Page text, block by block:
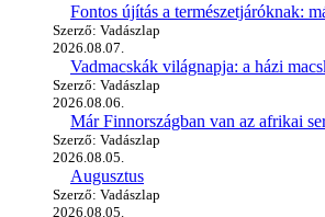
Fontos újítás a természetjáróknak:
Szerző: Vadászlap
2026.08.07.
Vadmacskák világnapja: a házi
Szerző: Vadászlap
2026.08.06.
Már Finnországban van az afrikai
Szerző: Vadászlap
2026.08.05.
Augusztus
Szerző: Vadászlap
2026.08.05.